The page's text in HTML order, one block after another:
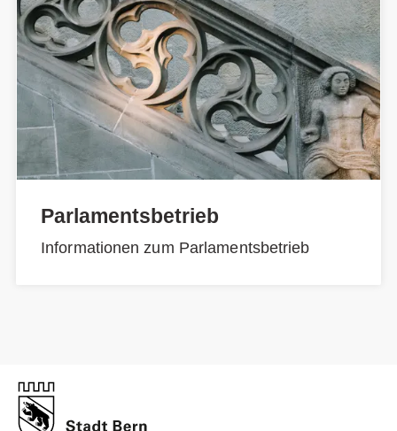
Parlamentsbetrieb
Informationen zum Parlamentsbetrieb